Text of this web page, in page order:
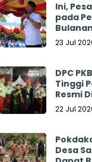
Ini,
pada
23 Jul
DPC
Tinggi
Resmi
22 Jul
Desa